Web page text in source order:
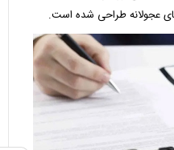
عجولانه طراحی شده است.